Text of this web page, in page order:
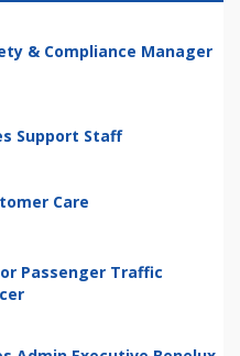
& Compliance Manager
Support Staff
Care
Passenger Traffic